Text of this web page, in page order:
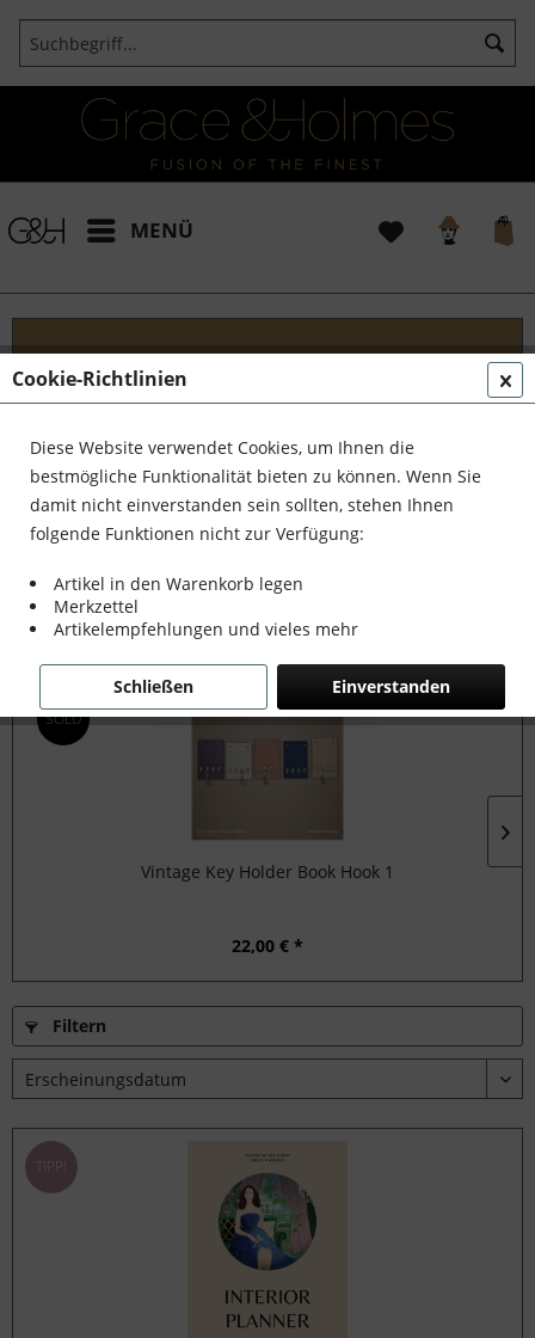
MENÜ
Alles Bücher
ein Bücherwurm? Egal, ob du als Book-Worm auf
Englisch, als Leseratte oder mit einem anderen
bezaubernden Spitznamen für einen Bücherfan...
mehr erfahren »
SOLD
Vintage Key Holder Book Hook 1
22,00 € *
Filtern
TIPP!
Cookie-Richtlinien
Diese Website verwendet Cookies, um Ihnen die
bestmögliche Funktionalität bieten zu können. Wenn Sie
damit nicht einverstanden sein sollten, stehen Ihnen
folgende Funktionen nicht zur Verfügung:
Artikel in den Warenkorb legen
Merkzettel
Artikelempfehlungen und vieles mehr
Einverstanden
Schließen